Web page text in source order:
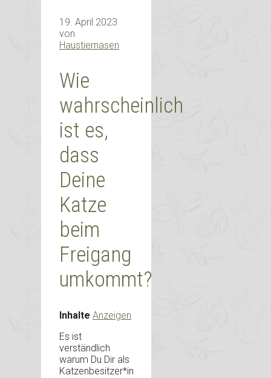
19. April 2023
von
Haustiernasen
Wie
wahrscheinlich
ist es,
dass
Deine
Katze
beim
Freigang
umkommt?
Inhalte Anzeigen
Es ist
verständlich
warum Du Dir als
Katzenbesitzer*in